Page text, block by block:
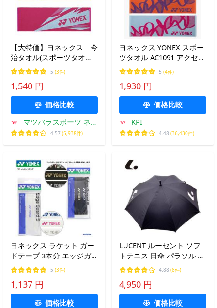
【大特価】ヨネックス 今
治タオル(スポーツタオ
ル) AC1081 テニスフェ
イスタオル 特価
5 (3件)
1,540 円
価格比較
マツバラスポーツ ネッ
トQ
4.57 (5,938件)
ヨネックス YONEX スポー
ツタオル AC1091 アクセサ
リー テニス バドミントン
5 (4件)
1,930 円
価格比較
KPI
4.48 (36,430件)
ヨネックス ラケット ガー
ドテープ 3本分 エッジガ
ード AC158 日本製 フレー
ム損傷 軽減 保護 YONEX
伸縮 耐久 テニス ソフトテ
ニス 部活 練習 ゆうパケッ
5 (3件)
1,137 円
価格比較
LUCENT ルーセント ソフ
トテニス 日傘 パラソル 長
傘 晴雨兼用傘（70cm）ソ
フトテニス公式ルール対応
4.88 (8件)
4,950 円
価格比較